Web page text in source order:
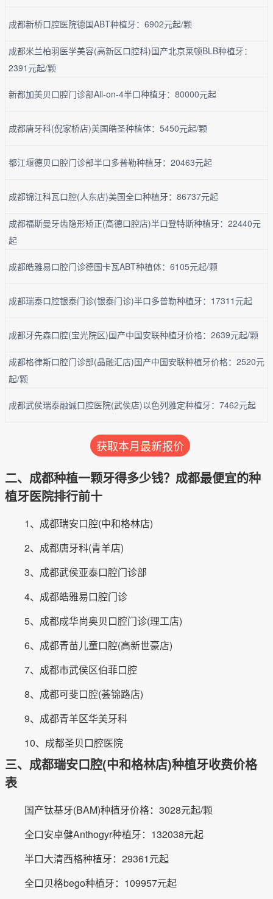
成都新桥口腔医院德国ABT种植牙：6902元起/颗
成都米兰柏羽医学美容(高新区口腔科)国产北京莱顿BLB种植牙：
2391元起/颗
新都加美贝口腔门诊部All-on-4半口种植牙：80000元起
成都唐牙科(倪家桥店)美国皓圣种植体：5450元起/颗
都江堰德贝口腔门诊部半口多普勒种植牙：20463元起
成都锦江科瓦口腔(人东店)美国全口种植牙：86737元起
成都福斯曼牙齿隐形矫正(高德口腔店)半口登特斯种植牙：22440元
起
成都皓雅易口腔门诊德国卡瓦ABT种植体：6105元起/颗
成都瑞泰口腔银泰门诊(银泰门诊)半口多普勒种植牙：17311元起
成都牙先森口腔(宝光院区)国产中国安联种植牙价格：2639元起/颗
成都格律斯口腔门诊部(晶融汇店)国产中国安联种植牙价格：2520元
起/颗
成都武侯瑞泰融诚口腔医院(武侯店)以色列雅定种植牙：7462元起
获取本月最新报价
二、成都种植一颗牙得多少钱？成都最便宜的种
植牙医院排行前十
1、成都瑞安口腔(中和格林店)
2、成都唐牙科(青羊店)
3、成都武侯亚泰口腔门诊部
4、成都皓雅易口腔门诊
5、成都成华尚奥贝口腔门诊(理工店)
6、成都青苗儿童口腔(高新世豪店)
7、成都市武侯区伯菲口腔
8、成都可斐口腔(荟锦路店)
9、成都青羊区华美牙科
10、成都圣贝口腔医院
三、成都瑞安口腔(中和格林店)种植牙收费价格
表
国产钛基牙(BAM)种植牙价格：3028元起/颗
全口安卓健Anthogyr种植牙：132038元起
半口大清西格种植牙：29361元起
全口贝格bego种植牙：109957元起